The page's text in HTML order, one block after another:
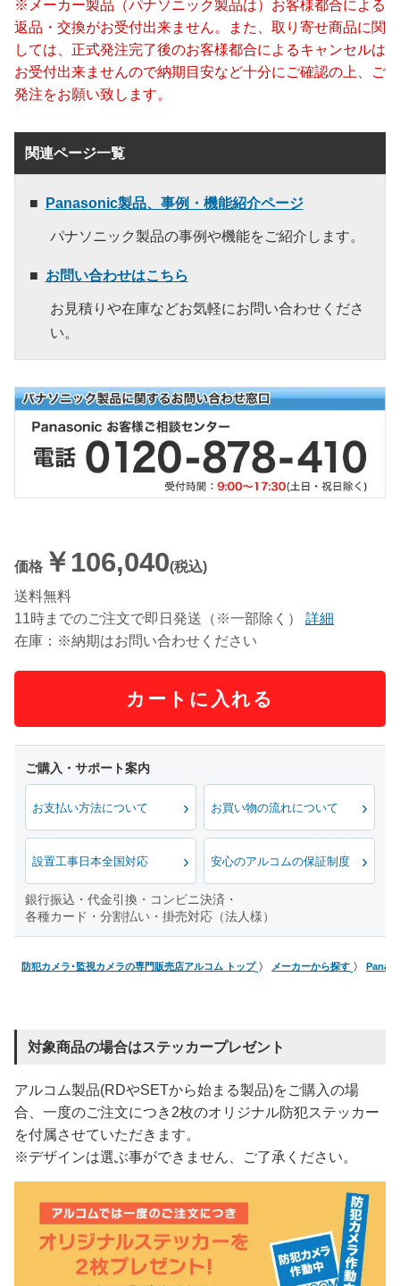
※メーカー製品（パナソニック製品は）お客様都合による
返品・交換がお受付出来ません。また、取り寄せ商品に関
しては、正式発注完了後のお客様都合によるキャンセルは
お受付出来ませんので納期目安など十分にご確認の上、ご
発注をお願い致します。
関連ページ一覧
Panasonic製品、事例・機能紹介ページ
パナソニック製品の事例や機能をご紹介します。
お問い合わせはこちら
お見積りや在庫などお気軽にお問い合わせくださ
い。
価格 ￥106,040(税込)
送料無料
11時までのご注文で即日発送（※一部除く）
詳細
在庫：※納期はお問い合わせください
カートに入れる
お支払い方法について お買い物の流れについて
設置工事日本全国対応 安心のアルコムの保証制度
銀行振込・代金引換・コンビニ決済・
各種カード・分割払い・掛売対応（法人様）
防犯カメラ･監視カメラの専門販売店アルコム トップ メーカーから探す
対象商品の場合はステッカープレゼント
アルコム製品(RDやSETから始まる製品)をご購入の場
合、一度のご注文につき2枚のオリジナル防犯ステッカー
を付属させていただきます。
※デザインは選ぶ事ができません、ご了承ください。